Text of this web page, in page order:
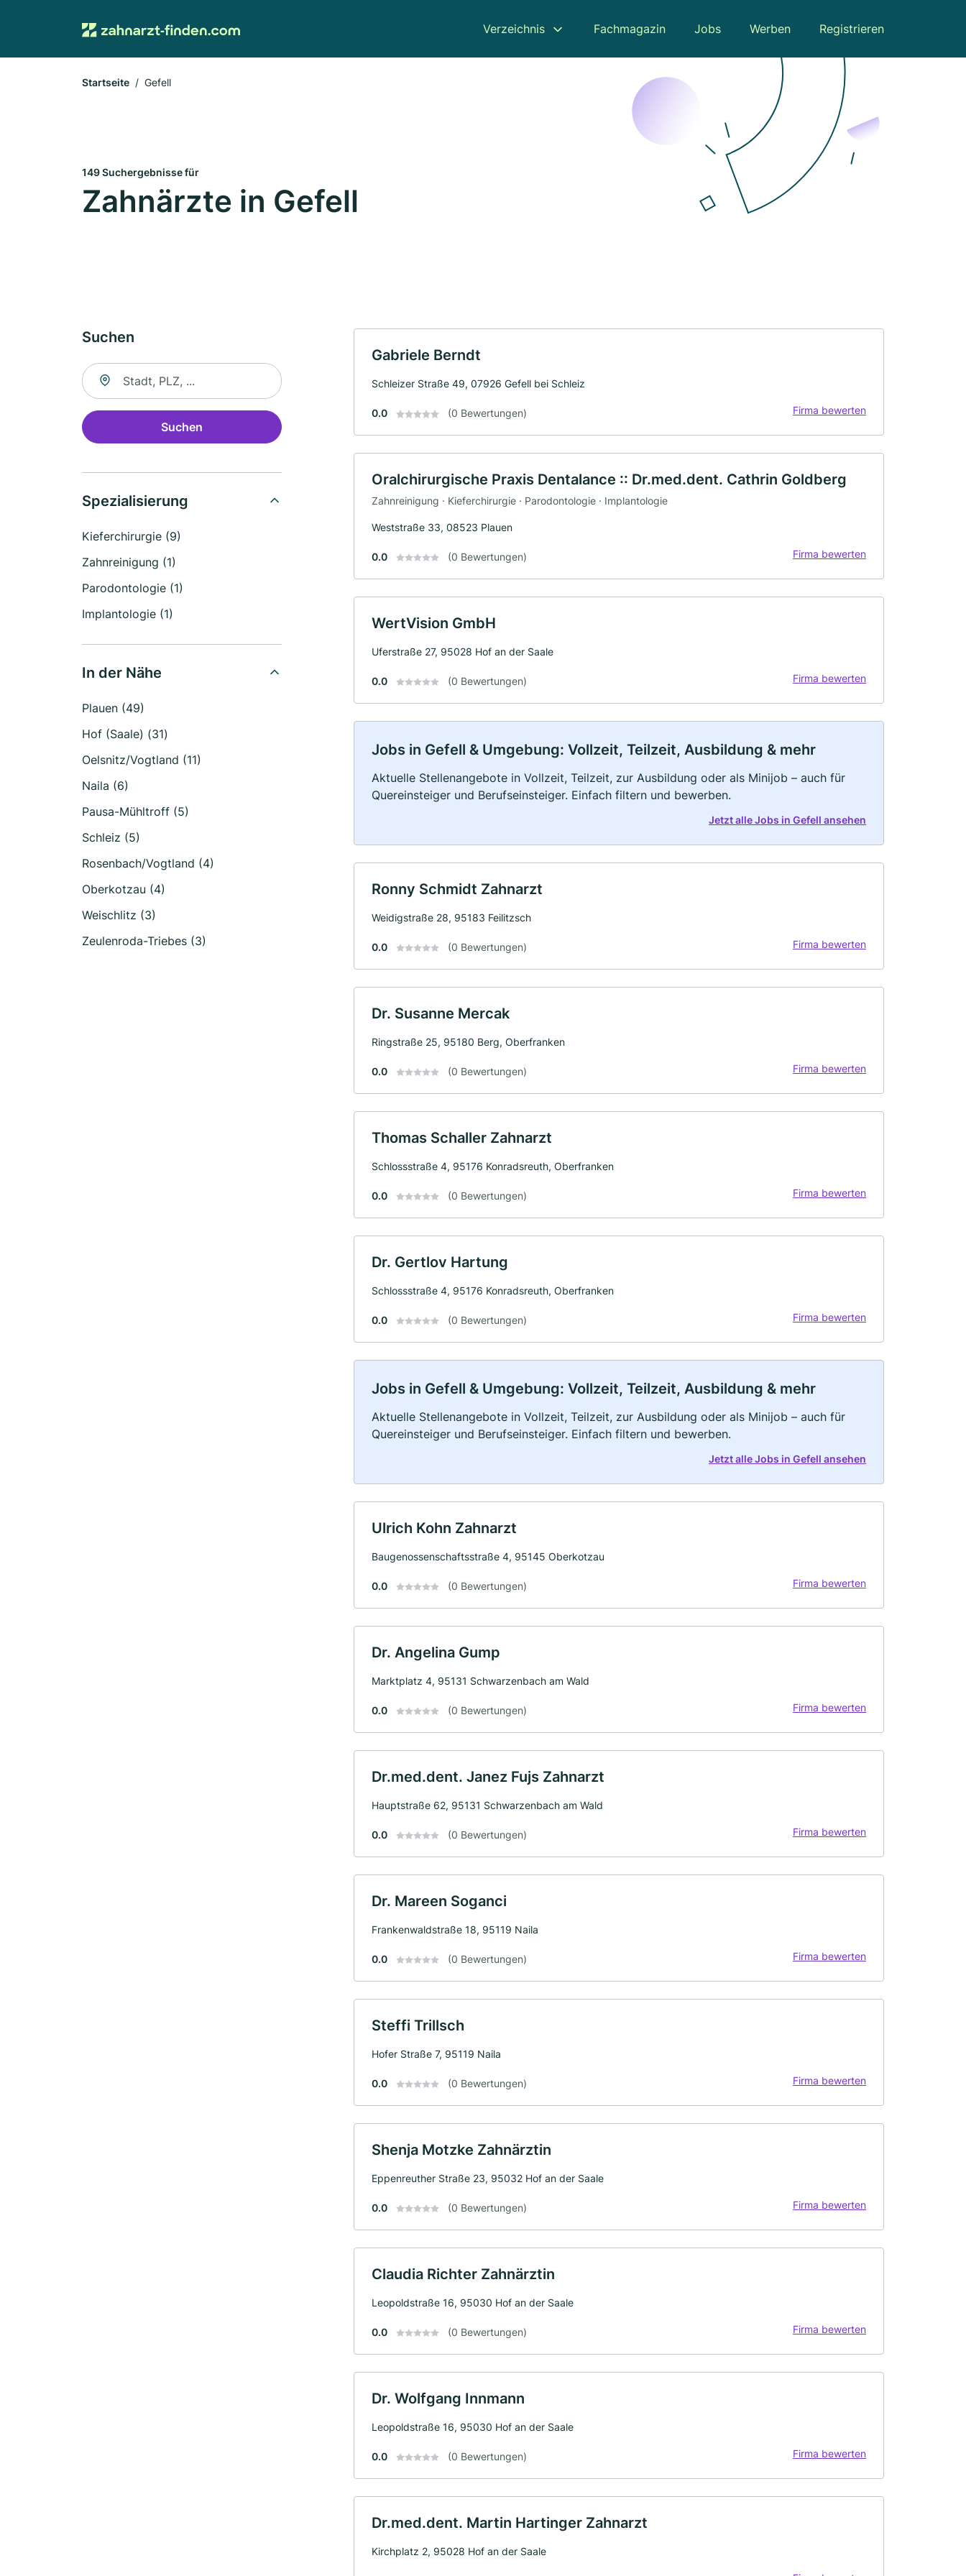
Verzeichnis Fachmagazin Jobs Werben Registrieren
Startseite Gefell
149 Suchergebnisse für
Zahnärzte in Gefell
Suchen
Suche nach Ort
Suchen
Spezialisierung
Kieferchirurgie (9)
Zahnreinigung (1)
Parodontologie (1)
Implantologie (1)
In der Nähe
Plauen (49)
Hof (Saale) (31)
Oelsnitz/Vogtland (11)
Naila (6)
Pausa-Mühltroff (5)
Schleiz (5)
Rosenbach/Vogtland (4)
Oberkotzau (4)
Weischlitz (3)
Zeulenroda-Triebes (3)
Gabriele Berndt
Schleizer Straße 49, 07926 Gefell bei Schleiz
0.0 (0 Bewertungen) Firma bewerten
Oralchirurgische Praxis Dentalance :: Dr.med.dent. Cathrin Goldberg
Zahnreinigung · Kieferchirurgie · Parodontologie · Implantologie
Weststraße 33, 08523 Plauen
0.0 (0 Bewertungen) Firma bewerten
WertVision GmbH
Uferstraße 27, 95028 Hof an der Saale
0.0 (0 Bewertungen) Firma bewerten
Jobs in Gefell & Umgebung: Vollzeit, Teilzeit, Ausbildung & mehr
Aktuelle Stellenangebote in Vollzeit, Teilzeit, zur Ausbildung oder als Minijob – auch für
Quereinsteiger und Berufseinsteiger. Einfach filtern und bewerben.
Jetzt alle Jobs in Gefell ansehen
Ronny Schmidt Zahnarzt
Weidigstraße 28, 95183 Feilitzsch
0.0 (0 Bewertungen) Firma bewerten
Dr. Susanne Mercak
Ringstraße 25, 95180 Berg, Oberfranken
0.0 (0 Bewertungen) Firma bewerten
Thomas Schaller Zahnarzt
Schlossstraße 4, 95176 Konradsreuth, Oberfranken
0.0 (0 Bewertungen) Firma bewerten
Dr. Gertlov Hartung
Schlossstraße 4, 95176 Konradsreuth, Oberfranken
0.0 (0 Bewertungen) Firma bewerten
Jobs in Gefell & Umgebung: Vollzeit, Teilzeit, Ausbildung & mehr
Aktuelle Stellenangebote in Vollzeit, Teilzeit, zur Ausbildung oder als Minijob – auch für
Quereinsteiger und Berufseinsteiger. Einfach filtern und bewerben.
Jetzt alle Jobs in Gefell ansehen
Ulrich Kohn Zahnarzt
Baugenossenschaftsstraße 4, 95145 Oberkotzau
0.0 (0 Bewertungen) Firma bewerten
Dr. Angelina Gump
Marktplatz 4, 95131 Schwarzenbach am Wald
0.0 (0 Bewertungen) Firma bewerten
Dr.med.dent. Janez Fujs Zahnarzt
Hauptstraße 62, 95131 Schwarzenbach am Wald
0.0 (0 Bewertungen) Firma bewerten
Dr. Mareen Soganci
Frankenwaldstraße 18, 95119 Naila
0.0 (0 Bewertungen) Firma bewerten
Steffi Trillsch
Hofer Straße 7, 95119 Naila
0.0 (0 Bewertungen) Firma bewerten
Shenja Motzke Zahnärztin
Eppenreuther Straße 23, 95032 Hof an der Saale
0.0 (0 Bewertungen) Firma bewerten
Claudia Richter Zahnärztin
Leopoldstraße 16, 95030 Hof an der Saale
0.0 (0 Bewertungen) Firma bewerten
Dr. Wolfgang Innmann
Leopoldstraße 16, 95030 Hof an der Saale
0.0 (0 Bewertungen) Firma bewerten
Dr.med.dent. Martin Hartinger Zahnarzt
Kirchplatz 2, 95028 Hof an der Saale